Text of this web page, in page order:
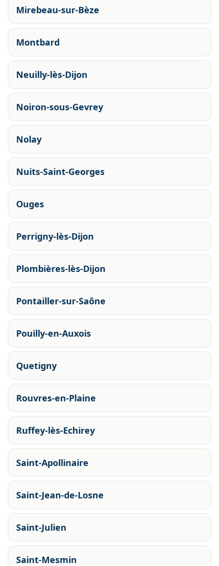
Mirebeau-sur-Bèze
Montbard
Neuilly-lès-Dijon
Noiron-sous-Gevrey
Nolay
Nuits-Saint-Georges
Ouges
Perrigny-lès-Dijon
Plombières-lès-Dijon
Pontailler-sur-Saône
Pouilly-en-Auxois
Quetigny
Rouvres-en-Plaine
Ruffey-lès-Echirey
Saint-Apollinaire
Saint-Jean-de-Losne
Saint-Julien
Saint-Mesmin